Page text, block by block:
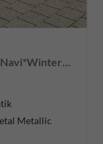
Silver 1.5 T-GDi, DCT Android Auto*Navi*WinterPak*Kamera*Klima*PDC hinten
Metallic